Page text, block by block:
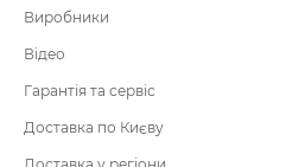
Виробники
Відео
Гарантія та сервіс
Доставка по Києву